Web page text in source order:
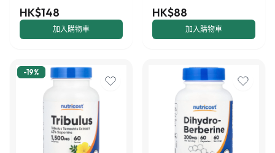
HK$148
加入購物車
HK$88
加入購物車
-19%